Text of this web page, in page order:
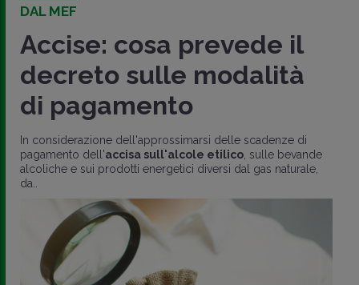
DAL MEF
Accise: cosa prevede il
decreto sulle modalità
di pagamento
In considerazione dell'approssimarsi delle scadenze di
pagamento dell'accisa sull'alcole etilico , sulle bevande
alcoliche e sui prodotti energetici diversi dal gas naturale,
da..